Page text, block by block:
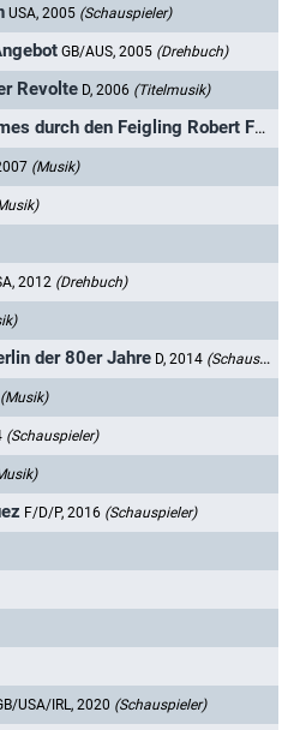
USA, 2005 (Schauspieler)
GB/AUS, 2005 (Drehbuch)
Revolte D, 2006 (Titelmusik)
Die Ermordung des Jesse James durch den Feigling Robert Ford
(Musik)
2012 (Drehbuch)
der 80er Jahre D, 2014 (Schauspieler)
(Musik)
(Schauspieler)
F/D/P, 2016 (Schauspieler)
USA/IRL, 2020 (Schauspieler)